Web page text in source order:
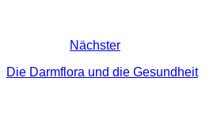
Nächster
Die Darmflora und die Gesundheit